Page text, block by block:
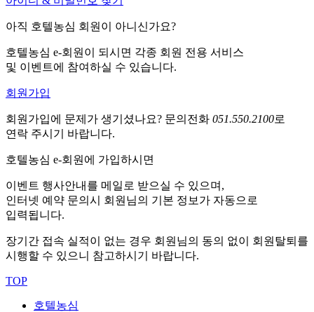
아직 호텔농심 회원이 아니신가요?
호텔농심 e-회원이 되시면 각종 회원 전용 서비스
및 이벤트에 참여하실 수 있습니다.
회원가입
회원가입에 문제가 생기셨나요? 문의전화 051.550.2100로
연락 주시기 바랍니다.
호텔농심 e-회원에 가입하시면
이벤트 행사안내를 메일로 받으실 수 있으며,
인터넷 예약 문의시 회원님의 기본 정보가 자동으로
입력됩니다.
장기간 접속 실적이 없는 경우 회원님의 동의 없이 회원탈퇴를
시행할 수 있으니 참고하시기 바랍니다.
TOP
호텔농심